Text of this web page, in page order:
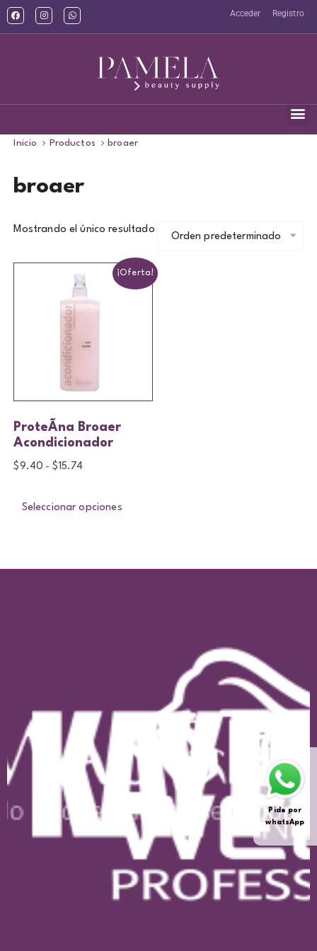
Acceder Registro
Inicio Productos broaer
broaer
Mostrando el único resultado
Orden predeterminado
¡Oferta!
ProteÃ­na Broaer
Acondicionador
$9.40 - $15.74
Seleccionar opciones
Pide por
whatsApp